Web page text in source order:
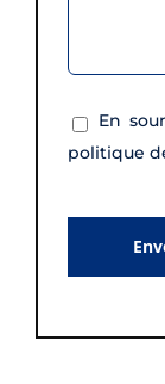
En
politique